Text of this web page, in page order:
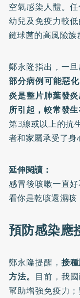
空氣感染人體。
幼兒及免疫力較
鏈球菌的高風險族
鄭永隆指出，一
部分病例可能惡
炎是整片肺葉發
所引起，較常發
第3線或以上的抗
者和家屬承受了身
延伸閱讀：
感冒後咳嗽一直
看你是乾咳還濕咳
預防感染應
鄭永隆提醒， 接種
方法。 目前，我
幫助增強免疫力